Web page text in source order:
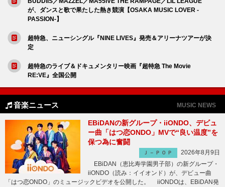
が、ダンスと歌で果たした熱き競演【OSAKA MUSIC LOVER -
PASSION-】
超特急、ニューシングル『NINE LIVES』発売＆アリーナツアーが決
定
超特急のライブ＆ドキュメンタリー映画『超特急 The Movie
RE:VE』全国公開
音楽ニュース MUSIC NEWS
EBiDANの新グループ・iiONDO、デビュ
ー曲「はつ恋ONDO」MVで“良い温度”を
保つ為に奮闘
Ｊ－ＰＯＰ
2026年8月9日
EBiDAN（恵比寿学園男子部）の新グループ・
iiONDO（読み：イイオンド）が、デビュー曲
「はつ恋ONDO」のミュージックビデオを公開した。 iiONDOは、EBiDAN発